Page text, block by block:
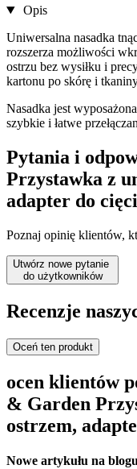
Opis
Uniwersalna nasadka
rozszerza możliwości
ostrzu bez wysiłku i
kartonu po skórę i
Nasadka jest
szybkie i łatwe
Pytania i
Przystawka z
adapter do
Poznaj opinię klientów,
Utwórz nowe pytanie
do użytkowników
Recenzje
Oceń ten produkt
ocen klientów
& Garden
ostrzem,
Nowe artykułu na